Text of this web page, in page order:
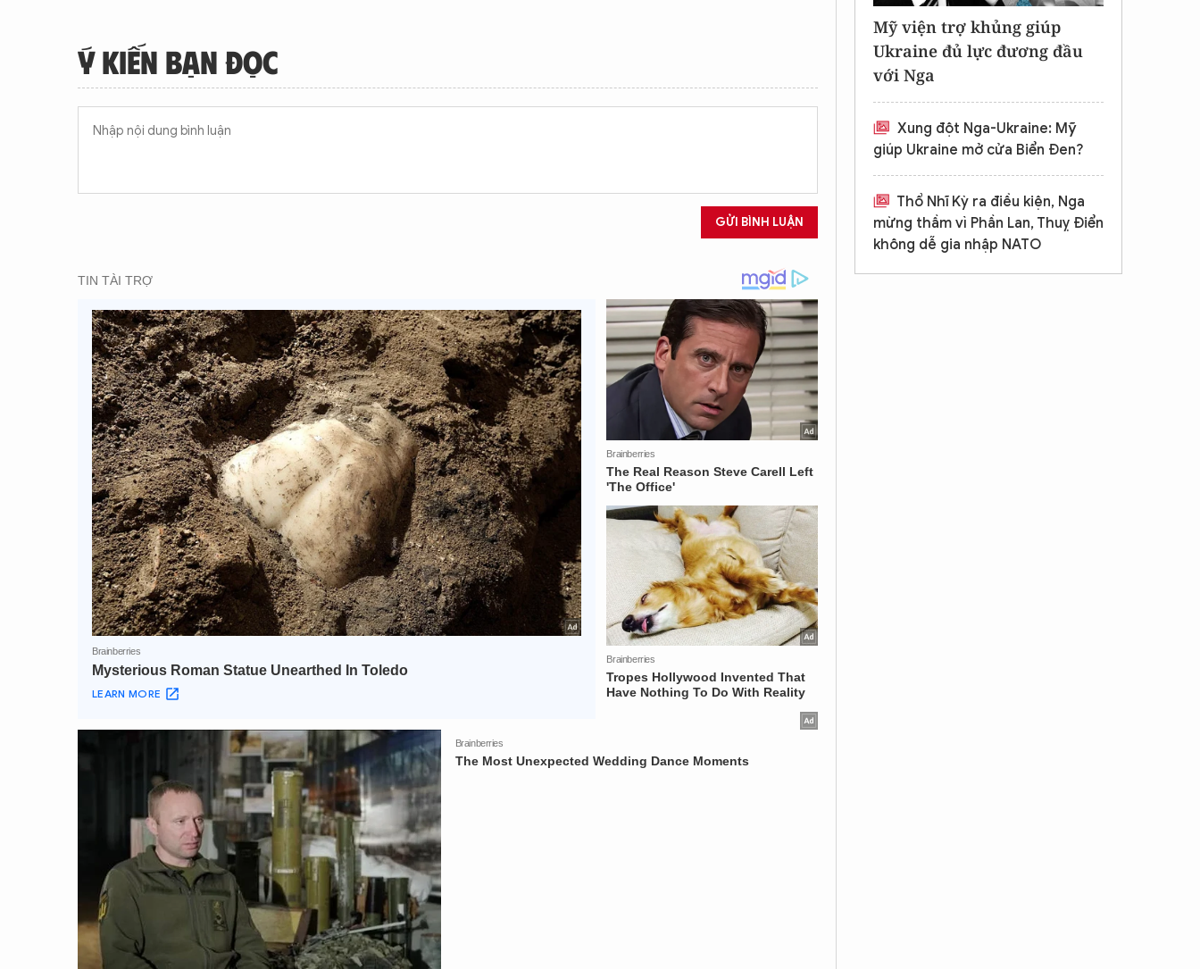
Ý KIẾN BẠN ĐỌC
GỬI BÌNH LUẬN
Mỹ viện trợ khủng giúp
Ukraine đủ lực đương đầu
với Nga
Xung đột Nga-Ukraine: Mỹ
giúp Ukraine mở cửa Biển Đen?
Thổ Nhĩ Kỳ ra điều kiện, Nga
mừng thầm vì Phần Lan, Thuỵ Điển
không dễ gia nhập NATO